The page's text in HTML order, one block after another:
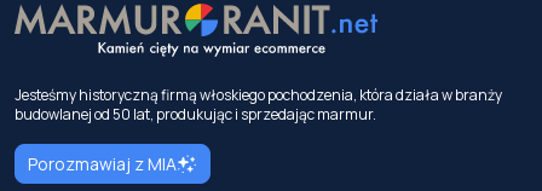
Jesteśmy historyczną firmą włoskiego pochodzenia, która działa w branży
budowlanej od 50 lat, produkując i sprzedając marmur.
Porozmawiaj z MIA